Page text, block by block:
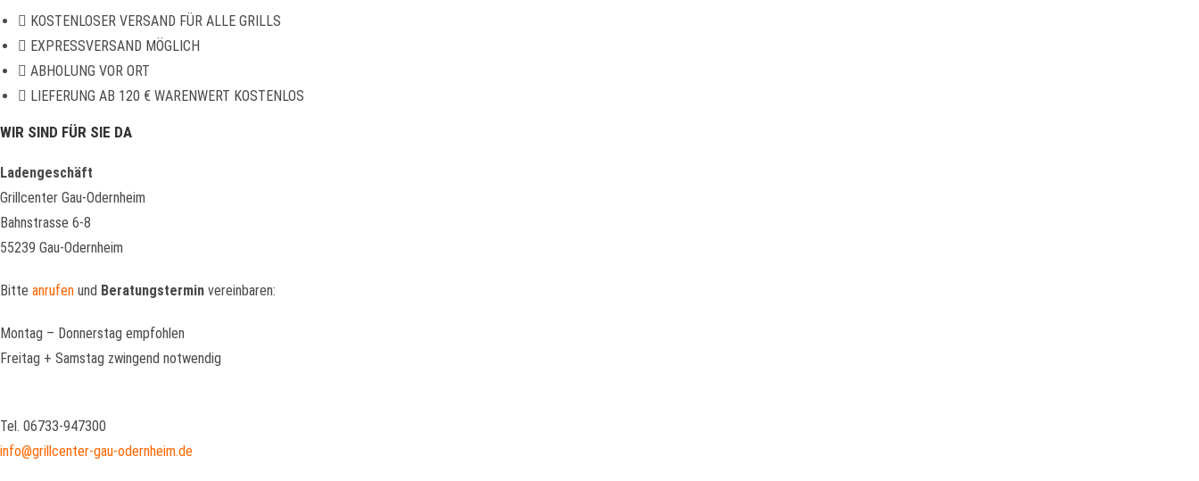
KOSTENLOSER VERSAND FÜR ALLE GRILLS
EXPRESSVERSAND MÖGLICH
ABHOLUNG VOR ORT
LIEFERUNG AB 120 € WARENWERT KOSTENLOS
WIR SIND FÜR SIE DA
Ladengeschäft
Grillcenter Gau-Odernheim
Bahnstrasse 6-8
55239 Gau-Odernheim
Bitte anrufen und Beratungstermin vereinbaren:
Montag – Donnerstag empfohlen
Freitag + Samstag zwingend notwendig
Tel. 06733-947300
info@grillcenter-gau-odernheim.de